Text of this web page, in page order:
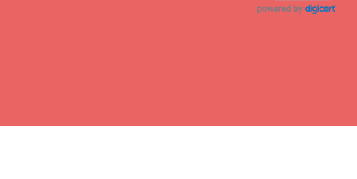
あり)
花キューピット×専門家
CO2排出量削減 / SDGsを考える